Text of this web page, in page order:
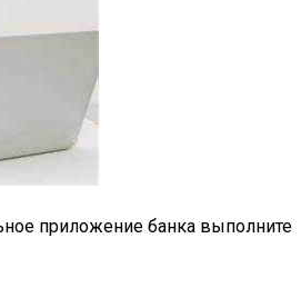
приложение банка выполните